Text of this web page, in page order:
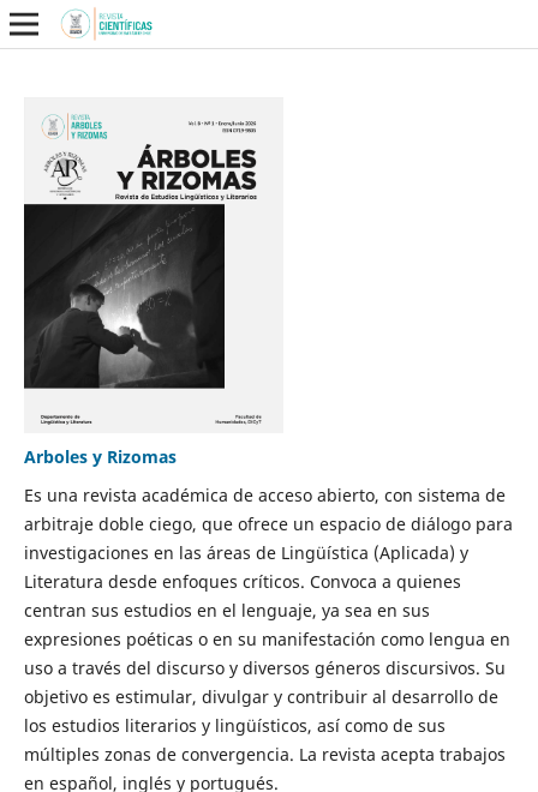
Arboles y Rizomas
Es una revista académica de acceso abierto, con sistema de
arbitraje doble ciego, que ofrece un espacio de diálogo para
investigaciones en las áreas de Lingüística (Aplicada) y
Literatura desde enfoques críticos. Convoca a quienes
centran sus estudios en el lenguaje, ya sea en sus
expresiones poéticas o en su manifestación como lengua en
uso a través del discurso y diversos géneros discursivos. Su
objetivo es estimular, divulgar y contribuir al desarrollo de
los estudios literarios y lingüísticos, así como de sus
múltiples zonas de convergencia. La revista acepta trabajos
en español, inglés y portugués.